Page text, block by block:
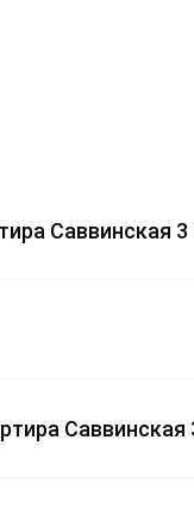
Саввинская
Саввинская